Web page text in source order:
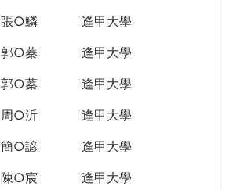
張○鱗
逢甲大學
郭○蓁
逢甲大學
郭○蓁
逢甲大學
周○沂
逢甲大學
簡○諺
逢甲大學
陳○宸 逢甲大學